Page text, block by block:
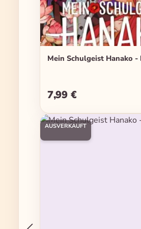
Mein Schulgeist Hanako -
Regulärer Preis:
7,99 €
AUSVERKAUFT